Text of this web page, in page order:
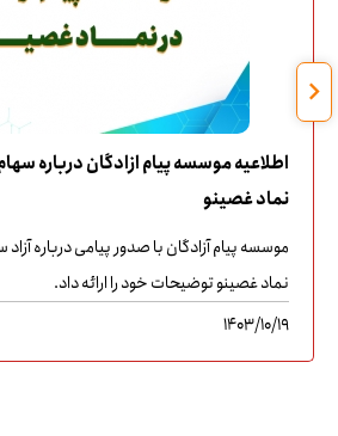
اطلاعیه موسسه پیام ازادگان درباره
نماد غصینو
موسسه پیام آزادگان با صدور پیامی درباره
نماد غصینو توضیحات خود را ارائه داد.
1403/10/19